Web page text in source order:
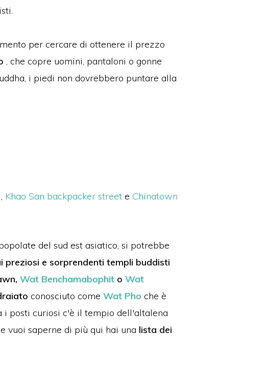
per cercare di ottenere il prezzo
, che copre uomini, pantaloni o gonne
i piedi non dovrebbero puntare alla
, Khao San backpacker street e Chinatown
del sud est asiatico, si potrebbe
preziosi e sorprendenti templi buddisti
Wat Benchamabophit o Wat
conosciuto come Wat Pho che è
i posti curiosi c'è il tempio dell'altalena
vuoi saperne di più qui hai una lista dei